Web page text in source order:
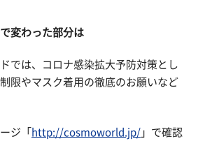
変わった部分は
では、コロナ感染拡大予防対策とし
限やマスク着用の徹底のお願いなど
ジ「 http://cosmoworld.jp/ 」で確認